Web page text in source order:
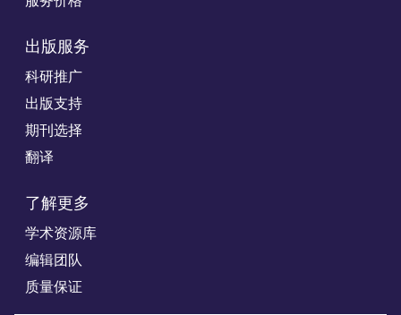
出版服务
科研推广
出版支持
期刊选择
翻译
了解更多
学术资源库
编辑团队
质量保证